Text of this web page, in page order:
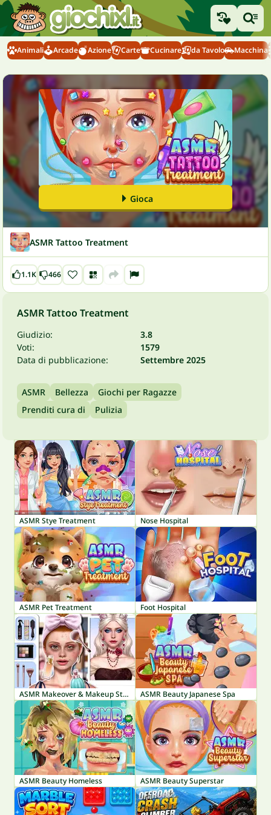
Animali Arcade Azione Carte Cucinare da Tavolo Macchina
Gioca
ASMR Tattoo Treatment
1.1K 466
ASMR Tattoo Treatment
Giudizio:
3.8
Voti:
1579
Data di pubblicazione:
Settembre 2025
ASMR Bellezza
Giochi per Ragazze
Prenditi cura di
Pulizia
ASMR Stye Treatment Nose Hospital
ASMR Pet Treatment Foot Hospital
ASMR Makeover & Makeup Studio ASMR Beauty Japanese Spa
ASMR Beauty Homeless ASMR Beauty Superstar